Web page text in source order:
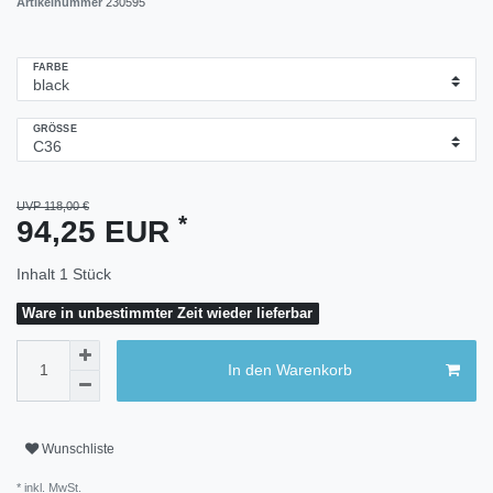
FARBE
GRÖSSE
UVP 118,00 €
94,25 EUR *
Inhalt 1 Stück
Ware in unbestimmter Zeit wieder lieferbar
In den Warenkorb
Wunschliste
* inkl. MwSt.